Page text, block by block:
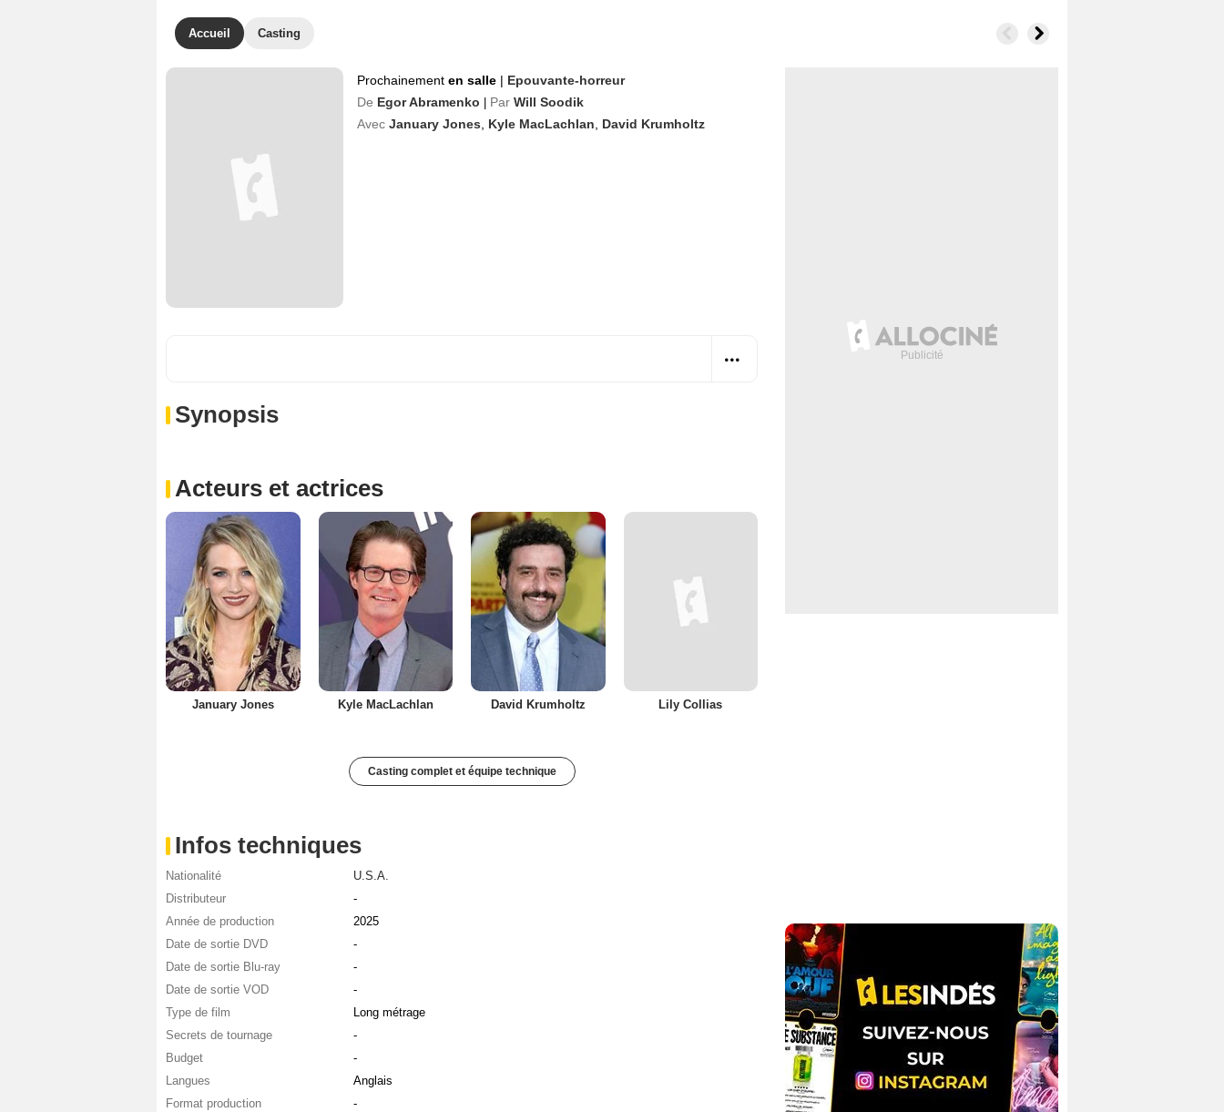
Accueil Casting
Prochainement en salle | Epouvante-horreur
De Egor Abramenko Par Will Soodik
Avec January Jones Kyle MacLachlan David Krumholtz
Synopsis
Acteurs et actrices
January Jones Kyle MacLachlan David Krumholtz Lily Collias
Casting complet et équipe technique
Infos techniques
Nationalité
U.S.A.
Distributeur
-
Année de production
2025
Date de sortie DVD
-
Date de sortie Blu-ray
-
Date de sortie VOD
-
Type de film
Long métrage
Secrets de tournage
-
Budget
-
Langues
Anglais
Format production
-